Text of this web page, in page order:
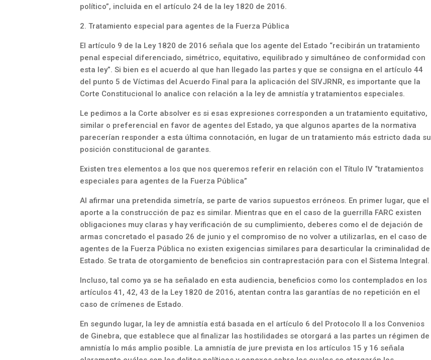
político”, incluida en el artículo 24 de la ley 1820 de 2016.
2. Tratamiento especial para agentes de la Fuerza Pública
El artículo 9 de la Ley 1820 de 2016 señala que los agente del Estado “recibirán un tratamiento
penal especial diferenciado, simétrico, equitativo, equilibrado y simultáneo de conformidad con
esta ley”. Si bien es el acuerdo al que han llegado las partes y que se consigna en el artículo 44
del punto 5 de Víctimas del Acuerdo Final para la aplicación del SIVJRNR, es importante que la
Corte Constitucional lo analice con relación a la ley de amnistía y tratamientos especiales.
Le pedimos a la Corte absolver es si esas expresiones corresponden a un tratamiento equitativo,
similar o preferencial en favor de agentes del Estado, ya que algunos apartes de la normativa
parecerían responder a esta última connotación, en lugar de un tratamiento más estricto dada su
posición constitucional de garantes.
Existen tres elementos a los que nos queremos referir en relación con el Título IV “tratamientos
especiales para agentes de la Fuerza Pública”
Al afirmar una pretendida simetría, se parte de varios supuestos erróneos. En primer lugar, que el
aporte a la construcción de paz es similar. Mientras que en el caso de la guerrilla FARC existen
obligaciones muy claras y hay verificación de su cumplimiento, deberes como el de dejación de
armas concretado el pasado 26 de junio y el compromiso de no volver a utilizarlas, en el caso de
agentes de la Fuerza Pública no existen exigencias similares para desarticular la criminalidad de
Estado. Se trata de otorgamiento de beneficios sin contraprestación para con el Sistema Integral.
Incluso, tal como ya se ha señalado en esta audiencia, beneficios como los contemplados en los
artículos 41, 42, 43 de la Ley 1820 de 2016, atentan contra las garantías de no repetición en el
caso de crímenes de Estado.
En segundo lugar, la ley de amnistía está basada en el artículo 6 del Protocolo II a los Convenios
de Ginebra, que establece que al finalizar las hostilidades se otorgará a las partes un régimen de
amnistía lo más amplio posible. La amnistía de jure prevista en los artículos 15 y 16 señala